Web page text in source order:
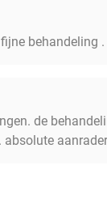
behandeling
de
absolute